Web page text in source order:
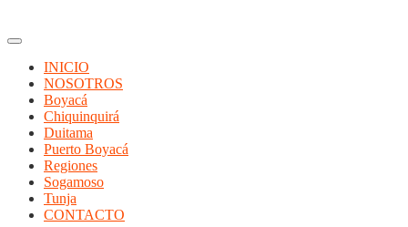
INICIO
NOSOTROS
Boyacá
Chiquinquirá
Duitama
Puerto Boyacá
Regiones
Sogamoso
Tunja
CONTACTO